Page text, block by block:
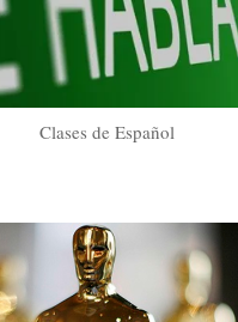
Clases de Español